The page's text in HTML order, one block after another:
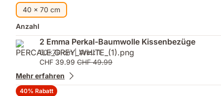
Kissenbezug
Druck,
optimale
Temperatur
40 x 70 cm
Anzahl
2 Emma Perkal-Baumwolle Kissenbezüge
50x70 cm | Anz.: 1
CHF 39.99 CHF 49.99
Mehr erfahren
40% Rabatt